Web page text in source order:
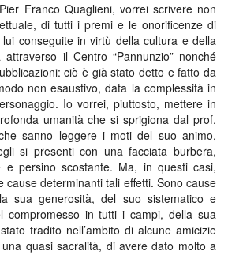
Franco Quaglieni, vorrei scrivere non
di tutti i premi e le onorificenze di
conseguite in virtù della cultura e della
il Centro “Pannunzio” nonché
ciò è già stato detto e fatto da
non esaustivo, data la complessità in
Io vorrei, piuttosto, mettere in
umanità che si sprigiona dal prof.
sanno leggere i moti del suo animo,
si presenti con una facciata burbera,
e persino scostante. Ma, in questi casi,
cause determinanti tali effetti. Sono cause
sua generosità, del suo sistematico e
compromesso in tutti i campi, della sua
tradito nell’ambito di alcune amicizie
quasi sacralità, di avere dato molto a